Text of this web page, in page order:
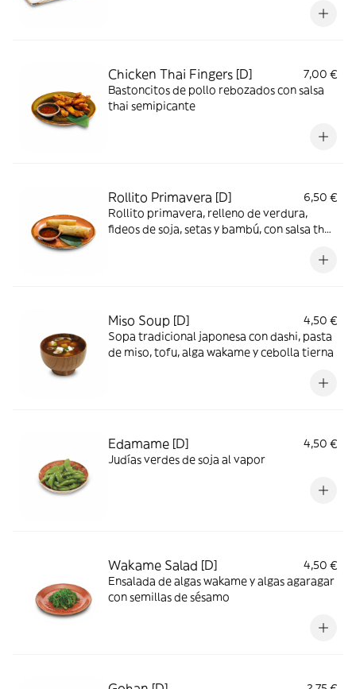
Chicken Thai Fingers [D]
7,00 €
Bastoncitos de pollo rebozados con salsa
thai semipicante
Rollito Primavera [D]
6,50 €
Rollito primavera, relleno de verdura,
fideos de soja, setas y bambú, con salsa thai
Miso Soup [D]
4,50 €
Sopa tradicional japonesa con dashi, pasta
de miso, tofu, alga wakame y cebolla tierna
Edamame [D]
4,50 €
Judías verdes de soja al vapor
Wakame Salad [D]
4,50 €
Ensalada de algas wakame y algas agaragar
con semillas de sésamo